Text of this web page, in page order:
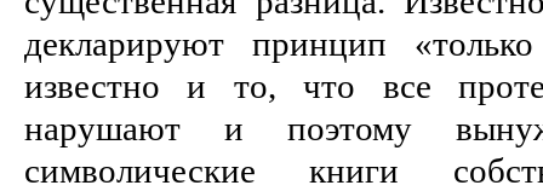
декларируют принцип
известно и то, что все
нарушают и поэтому
символические книги